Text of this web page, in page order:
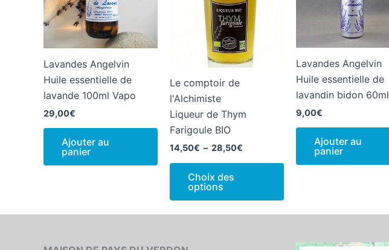
Lavandes Angelvin
Huile essentielle de
lavande 100ml Vapo
29,00€
Ajouter au
panier
Le comptoir de
l'Alchimiste
Liqueur de Thym
Farigoule BIO
14,50€ – 28,50€Plage
28,50€
Choix des
options
Ce
a
plusieurs
Les
Lavandes Angelvin
Huile essentielle de
lavandin bidon 60ml
9,00€
Ajouter au
panier